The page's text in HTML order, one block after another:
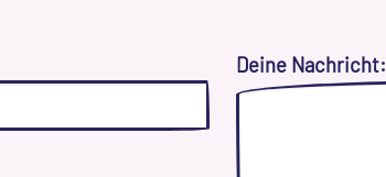
Deine Nachricht: